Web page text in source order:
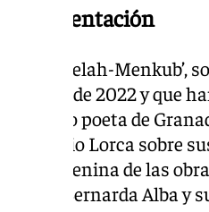
representación
y ‘Felah-
desde 2022 y que
famoso poeta de
del propio Lorca sobre
femenina de las
o Bernarda Alba y